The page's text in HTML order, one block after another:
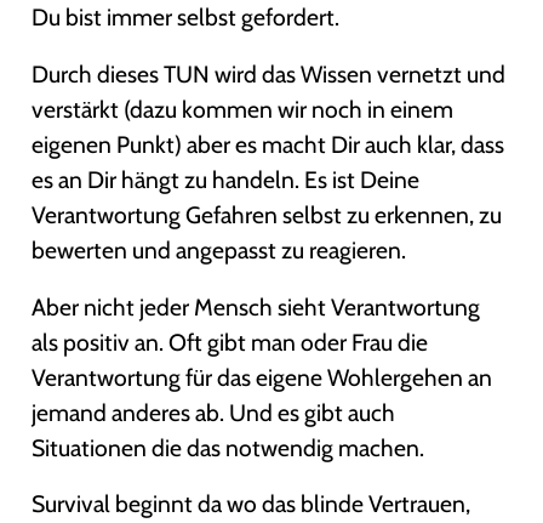
Du bist immer selbst gefordert.
Durch dieses TUN wird das Wissen vernetzt und
verstärkt (dazu kommen wir noch in einem
eigenen Punkt) aber es macht Dir auch klar, dass
es an Dir hängt zu handeln. Es ist Deine
Verantwortung Gefahren selbst zu erkennen, zu
bewerten und angepasst zu reagieren.
Aber nicht jeder Mensch sieht Verantwortung
als positiv an. Oft gibt man oder Frau die
Verantwortung für das eigene Wohlergehen an
jemand anderes ab. Und es gibt auch
Situationen die das notwendig machen.
Survival beginnt da wo das blinde Vertrauen,